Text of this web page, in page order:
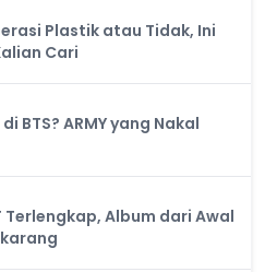
Plastik atau Tidak, Ini
Cari
BTS? ARMY yang Nakal
Terlengkap, Album dari Awal